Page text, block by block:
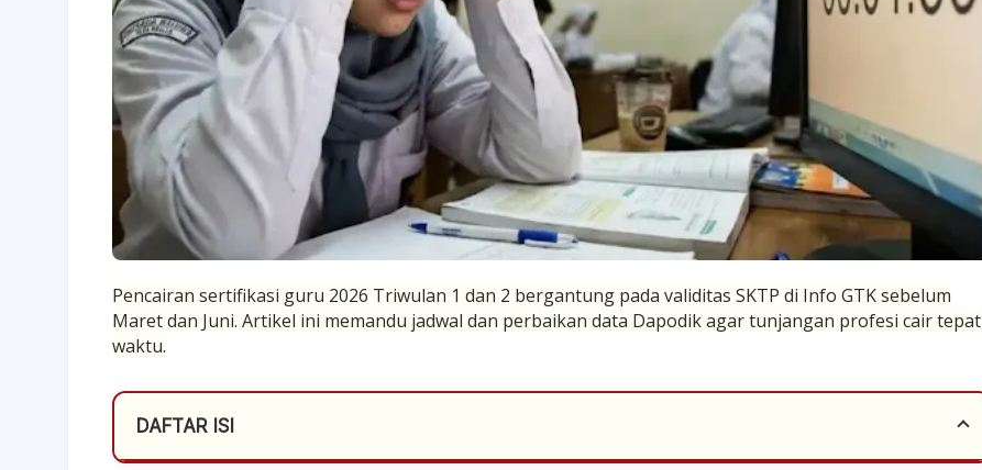
Pencairan sertifikasi guru 2026 Triwulan 1 dan 2 bergantung pada validitas SKTP di Info GTK sebelum
Maret dan Juni. Artikel ini memandu jadwal dan perbaikan data Dapodik agar tunjangan profesi cair tepat
waktu.
DAFTAR ISI